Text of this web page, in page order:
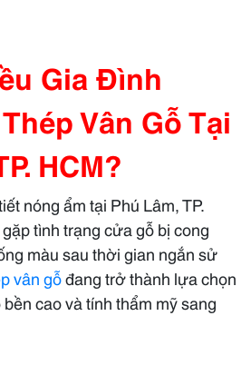
Gia Đình
Vân Gỗ Tại
HCM?
nóng ẩm tại Phú Lâm, TP.
tình trạng cửa gỗ bị cong
màu sau thời gian ngắn sử
vân gỗđang trở thành lựa chọn
cao và tính thẩm mỹ sang